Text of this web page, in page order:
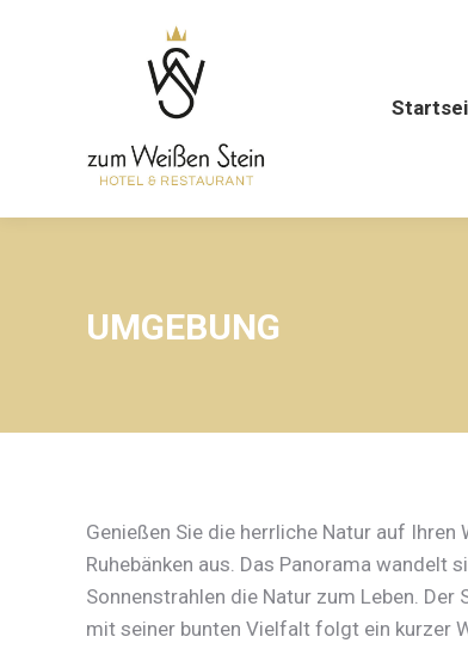
UMGEBUNG
Genießen Sie die herrliche Natur auf
Ruhebänken aus. Das Panorama wandelt
Sonnenstrahlen die Natur zum Leben.
mit seiner bunten Vielfalt folgt ein kurzer